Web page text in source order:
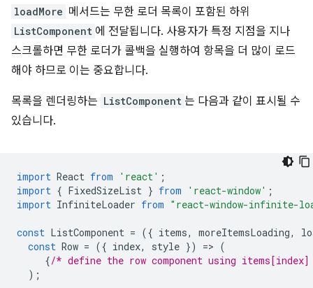
loadMore 메서드는 무한 로더 목록이 포함된 하위
ListComponent 에 전달됩니다. 사용자가 특정 지점을 지나
스크롤하면 무한 로더가 콜백을 실행하여 항목을 더 많이 로드
해야 하므로 이는 중요합니다.
목록을 렌더링하는 ListComponent 는 다음과 같이 표시될 수
있습니다.
import React from 'react' ;
import { FixedSizeList } from 'react-window' ;
import InfiniteLoader from "react-window-infinite-
const ListComponent = ({ items, moreItemsLoading,
const Row = ({ index, style }) => (
{/* define the row component using
);